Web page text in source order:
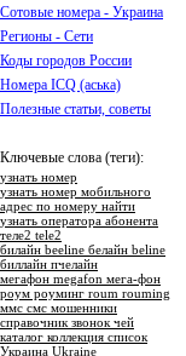
Сотовые номера - Украина
Регионы - Сети
Коды городов России
Номера ICQ (аська)
Полезные статьи, советы
Ключевые слова (теги):
узнать номер
узнать номер мобильного
адрес по номеру найти
узнать оператора абонента
теле2 tele2
билайн beeline белайн beline
биллайн пчелайн
мегафон megafon мега-фон
роум роуминг roum rouming
ммс смс мошенники
справочник звонок чей
каталог коллекция список
Украина Ukraine